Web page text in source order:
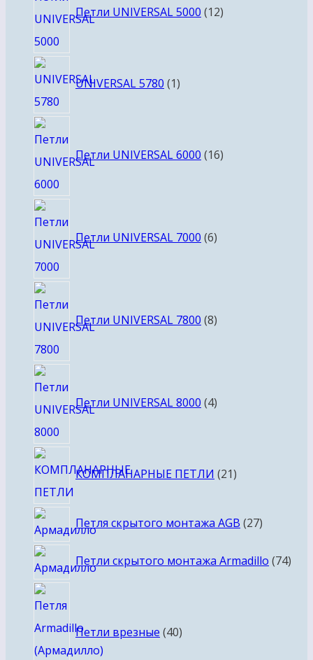
Петли UNIVERSAL 5000 12товаров
UNIVERSAL 5780 1товар
Петли UNIVERSAL 6000 16товаров
Петли UNIVERSAL 7000 6товаров
Петли UNIVERSAL 7800 8товаров
Петли UNIVERSAL 8000 4товара
КОМПЛАНАРНЫЕ ПЕТЛИ 21товар
Петля скрытого монтажа AGB 2727
Петли скрытого монтажа Armadillo 7474
Петли врезные 40